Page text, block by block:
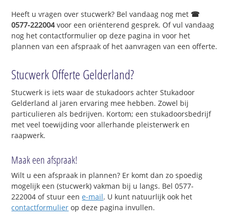
Heeft u vragen over stucwerk? Bel vandaag nog met ☎
0577-222004voor een oriënterend gesprek. Of vul vandaag
nog het contactformulier op deze pagina in voor het
plannen van een afspraak of het aanvragen van een offerte.
Stucwerk Offerte Gelderland?
Stucwerk is iets waar de stukadoors achter Stukadoor
Gelderland al jaren ervaring mee hebben. Zowel bij
particulieren als bedrijven. Kortom; een stukadoorsbedrijf
met veel toewijding voor allerhande pleisterwerk en
raapwerk.
Maak een afspraak!
Wilt u een afspraak in plannen? Er komt dan zo spoedig
mogelijk een (stucwerk) vakman bij u langs. Bel 0577-
222004 of stuur eene-mail. U kunt natuurlijk ook het
contactformulier op deze pagina invullen.